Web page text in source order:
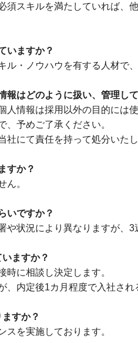
須スキルを満たしていれば、
いますか？
ル・ノウハウを有する人材で
報はどのように扱い、管理し
人情報は採用以外の目的には
、予めご了承ください。
社にて責任を持って処分いたし
すか？
ん。
いですか？
や状況により異なりますが、3
ますか？
時に相談し決定します。
、内定後1カ月程度で入社され
すか？
スを実施しております。